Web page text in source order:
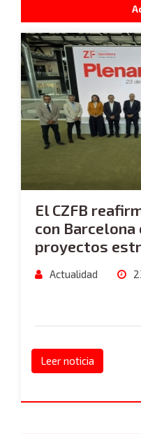
El CZFB
con Barcelona
proyectos
Actualidad
Leer noticia